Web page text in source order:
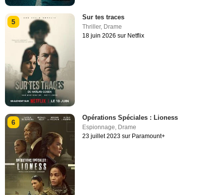
5
Sur tes traces
Thriller, Drame
18 juin 2026 sur Netflix
6
Opérations Spéciales : Lioness
Espionnage, Drame
23 juillet 2023 sur Paramount+